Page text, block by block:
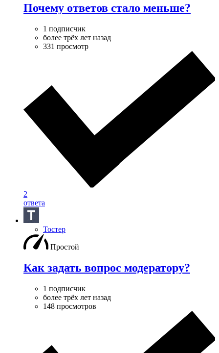
Почему ответов стало меньше?
1 подписчик
более трёх лет назад
331 просмотр
2
ответа
Тостер
Простой
Как задать вопрос модератору?
1 подписчик
более трёх лет назад
148 просмотров